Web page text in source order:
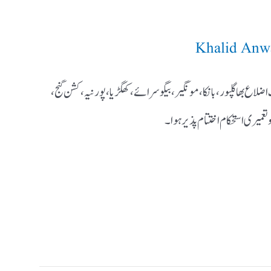
Khalid
بھاگلپور، بانکا، مونگیر، بیگوسرائے، کھگڑیا، پورنیہ،کشن گنج،
استحکام اختتام پذیر ہوا۔